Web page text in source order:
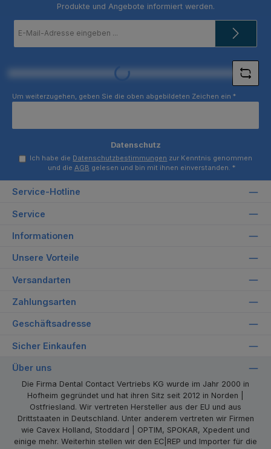
Produkte und Angebote informiert werden.
Mail-
Loading...
Um weiterzugehen, geben Sie die oben abgebildeten Zeichen ein *
Datenschutz
Ich habe die Datenschutzbestimmungen zur Kenntnis genommen
und die AGB gelesen und bin mit ihnen einverstanden. *
Service-Hotline
Service
Informationen
Unsere Vorteile
Versandarten
Zahlungsarten
Geschäftsadresse
Sicher Einkaufen
Über uns
Die Firma Dental Contact Vertriebs KG wurde im Jahr 2000 in
Hofheim gegründet und hat ihren Sitz seit 2012 in Norden |
Ostfriesland. Wir vertreten Hersteller aus der EU und aus
Drittstaaten in Deutschland. Unter anderem vertreten wir Firmen
wie Cavex Holland, Stoddard | OPTIM, SPOKAR, Xpedent und
einige mehr. Weiterhin stellen wir den EC|REP und Importer für die